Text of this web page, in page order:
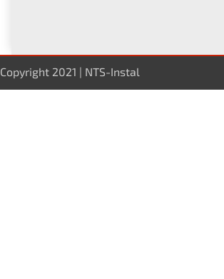
Copyright 2021 | NTS-Instal